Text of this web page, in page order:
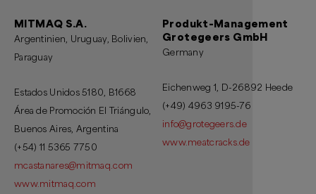
MITMAQ S.A.
Argentinien, Uruguay, Bolivien,
Paraguay
Estados Unidos 5180, B1668
Área de Promoción El Triángulo,
Buenos Aires, Argentina
(+54) 11 5365 7750
mcastanares@mitmaq.com
www.mitmaq.com
Produkt-Management
Grotegeers GmbH
Germany
Eichenweg 1, D-26892 Heede
(+49) 4963 9195-76
info@grotegeers.de
www.meatcracks.de